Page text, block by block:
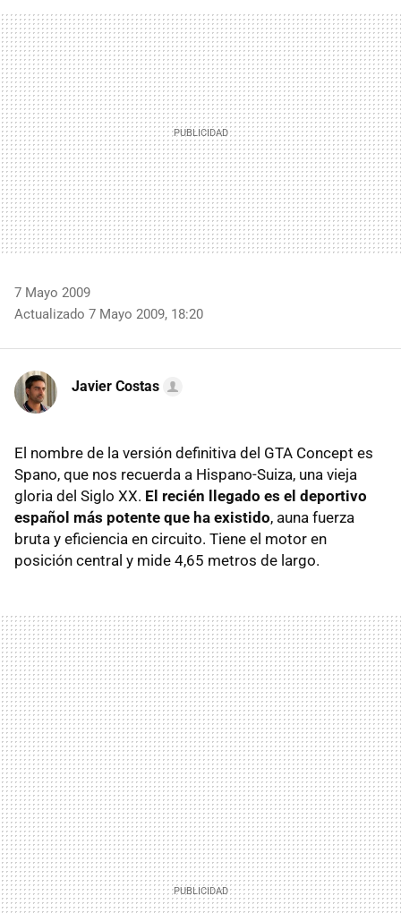
MAIL
7 Mayo 2009
Actualizado 7 Mayo 2009, 18:20
Javier Costas
El nombre de la versión definitiva del GTA Concept es
Spano, que nos recuerda a Hispano-Suiza, una vieja
gloria del Siglo XX. El recién llegado es el deportivo
español más potente que ha existido, auna fuerza
bruta y eficiencia en circuito. Tiene el motor en
posición central y mide 4,65 metros de largo.